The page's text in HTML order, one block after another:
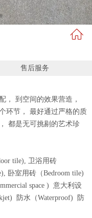
售后服务
到空间的效果营造，
环节， 最好通过严格的质
都是无可挑剔的艺术珍
tile), 卫浴用砖
卧室用砖（Bedroom tile)
space ) 意大利设
防水（Waterproof) 防